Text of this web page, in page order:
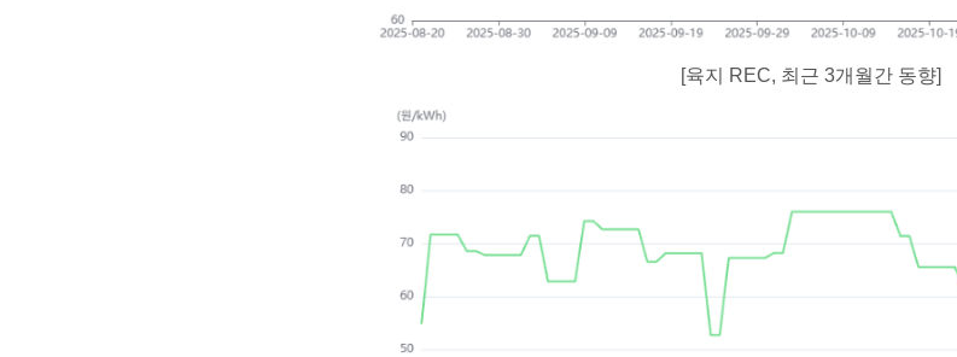
[육지 REC, 최근 3개월간 동향]